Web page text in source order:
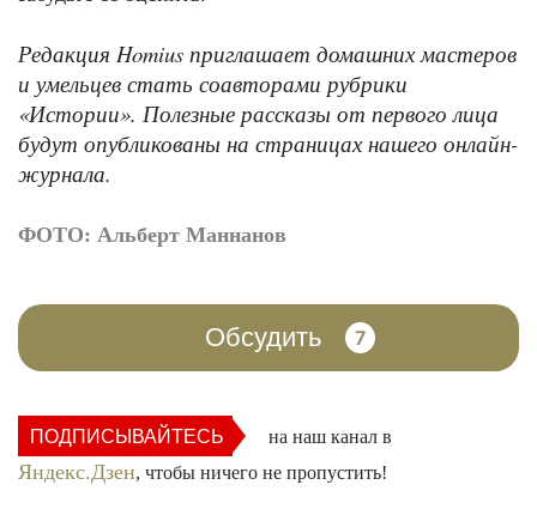
Редакция Homius приглашает домашних мастеров
и умельцев стать соавторами рубрики
«Истории». Полезные рассказы от первого лица
будут опубликованы на страницах нашего онлайн-
журнала.
ФОТО: Альберт Маннанов
Обсудить 7
ПОДПИСЫВАЙТЕСЬ на наш канал в
Яндекс.Дзен, чтобы ничего не пропустить!